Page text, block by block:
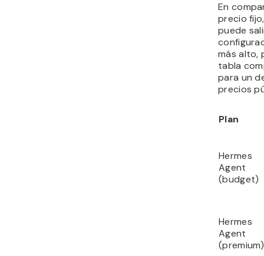
En
precio
puede
más alto,
tabla
para un
precios
Plan
Hermes
Agent
(budget)
Hermes
Agent
(premium)